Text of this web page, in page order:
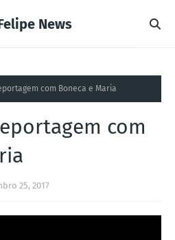
News
com Boneca e Maria
com
25, 2017